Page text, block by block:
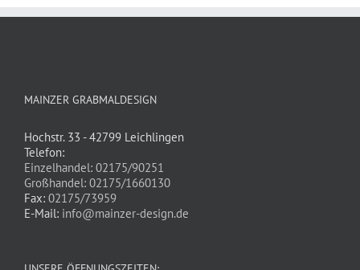
MAINZER GRABMALDESIGN
Hochstr. 33 - 42799 Leichlingen
Telefon:
Einzelhandel: 02175/90251
Großhandel: 02175/1660130
Fax: 02175/73959
E-Mail: info@mainzer-design.de